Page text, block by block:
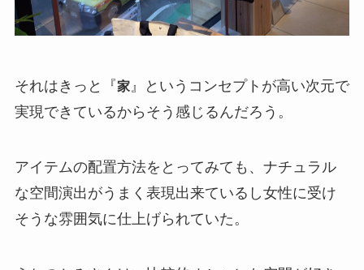
それはきっと『家』というコンセプトが高い次元で
実現できているからそう感じるんだろう。
アイテムの配置方法をとってみても、ナチュラル
な空間演出がうまく表現出来ているし女性に受け
そうな雰囲気に仕上げられていた。